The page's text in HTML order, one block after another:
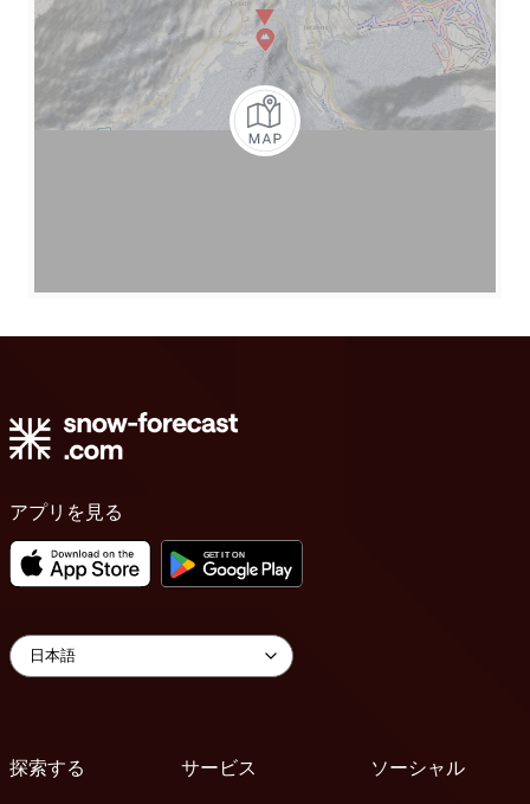
アプリを見る
探索する
サービス
ソーシャル